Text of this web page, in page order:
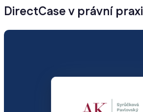
DirectCase v právní praxi